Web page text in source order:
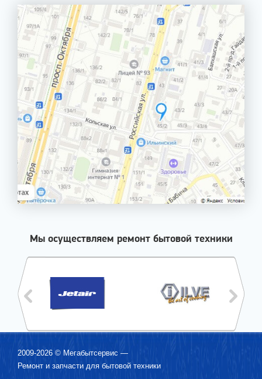
Мы осуществляем ремонт бытовой техники
2009-2026 © Мегабытсервис —
Ремонт и запчасти для бытовой техники